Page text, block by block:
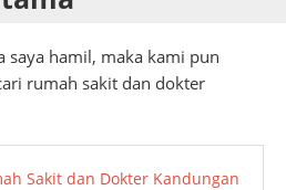
saya hamil, maka kami pun
rumah sakit dan dokter
Sakit dan Dokter Kandungan